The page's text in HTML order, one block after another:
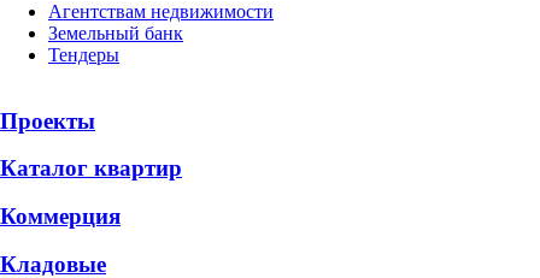
Агентствам недвижимости
Земельный банк
Тендеры
Проекты
Каталог квартир
Коммерция
Кладовые